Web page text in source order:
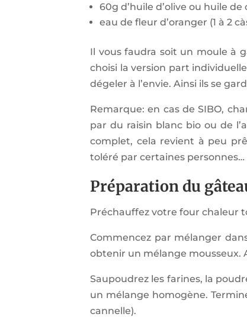
60g d’huile d’olive ou huile
eau de fleur d’oranger (1 à 2
Il vous faudra soit un moule à
choisi la version part
dégeler à l’envie. Ainsi ils se
Remarque: en cas de SIBO,
par du raisin blanc bio ou de
complet, cela revient à peu
toléré par certaines personnes…
Préparation du
Préchauffez votre four chaleur
Commencez par mélanger
obtenir un mélange mousseux.
Saupoudrez les farines, la
un mélange homogène.
cannelle).